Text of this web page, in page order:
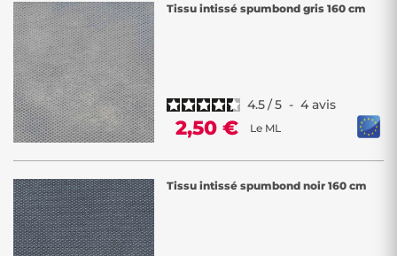
Tissu intissé spumbond gris 160 cm
4.5/5 - 4 avis
2,50 € Le ML
Tissu intissé spumbond noir 160 cm